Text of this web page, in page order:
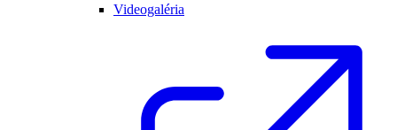
Videogaléria